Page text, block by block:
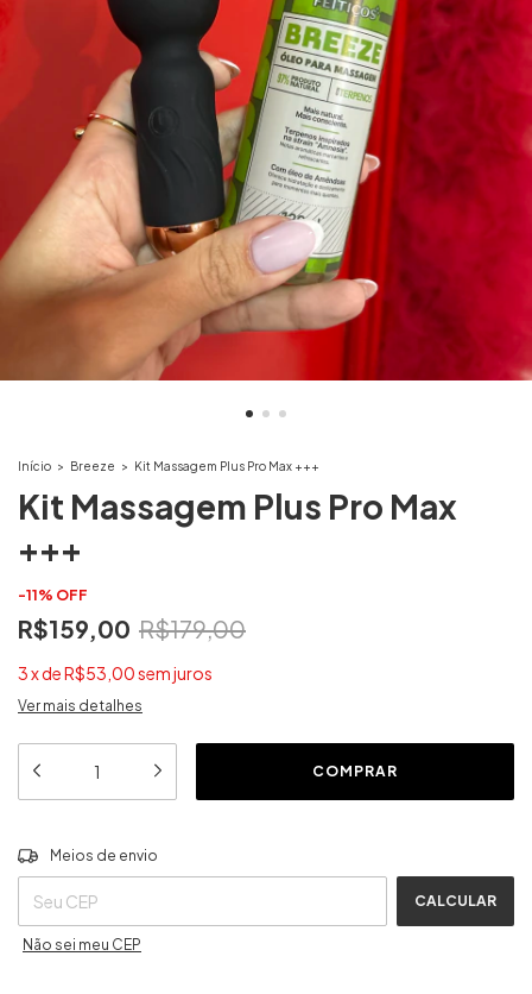
Início > Breeze > Kit Massagem Plus Pro Max +++
Kit Massagem Plus Pro Max
+++
-11% OFF
R$159,00 R$179,00
3xdeR$53,00sem juros
Ver mais detalhes
Entregas para o CEP:
Meios de envio
CALCULAR
Não sei meu CEP